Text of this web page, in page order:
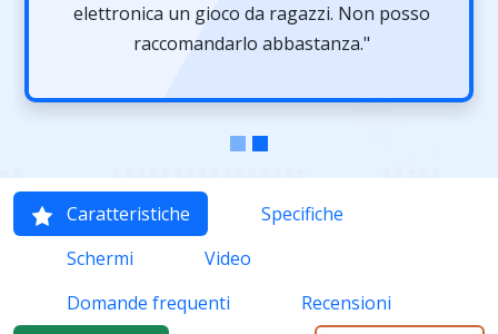
elettronica un gioco da ragazzi. Non posso
raccomandarlo abbastanza."
Caratteristiche
Specifiche
Schermi
Video
Domande frequenti
Recensioni